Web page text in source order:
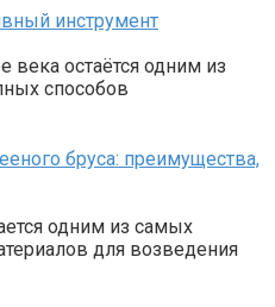
инструмент
века остаётся одним из
способов
бруса: преимущества,
одним из самых
для возведения